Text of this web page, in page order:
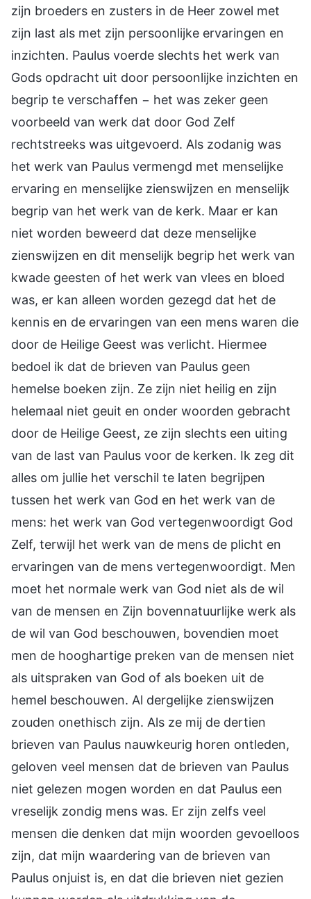
zijn broeders en zusters in de Heer zowel met
zijn last als met zijn persoonlijke ervaringen en
inzichten. Paulus voerde slechts het werk van
Gods opdracht uit door persoonlijke inzichten en
begrip te verschaffen − het was zeker geen
voorbeeld van werk dat door God Zelf
rechtstreeks was uitgevoerd. Als zodanig was
het werk van Paulus vermengd met menselijke
ervaring en menselijke zienswijzen en menselijk
begrip van het werk van de kerk. Maar er kan
niet worden beweerd dat deze menselijke
zienswijzen en dit menselijk begrip het werk van
kwade geesten of het werk van vlees en bloed
was, er kan alleen worden gezegd dat het de
kennis en de ervaringen van een mens waren die
door de Heilige Geest was verlicht. Hiermee
bedoel ik dat de brieven van Paulus geen
hemelse boeken zijn. Ze zijn niet heilig en zijn
helemaal niet geuit en onder woorden gebracht
door de Heilige Geest, ze zijn slechts een uiting
van de last van Paulus voor de kerken. Ik zeg dit
alles om jullie het verschil te laten begrijpen
tussen het werk van God en het werk van de
mens: het werk van God vertegenwoordigt God
Zelf, terwijl het werk van de mens de plicht en
ervaringen van de mens vertegenwoordigt. Men
moet het normale werk van God niet als de wil
van de mensen en Zijn bovennatuurlijke werk als
de wil van God beschouwen, bovendien moet
men de hooghartige preken van de mensen niet
als uitspraken van God of als boeken uit de
hemel beschouwen. Al dergelijke zienswijzen
zouden onethisch zijn. Als ze mij de dertien
brieven van Paulus nauwkeurig horen ontleden,
geloven veel mensen dat de brieven van Paulus
niet gelezen mogen worden en dat Paulus een
vreselijk zondig mens was. Er zijn zelfs veel
mensen die denken dat mijn woorden gevoelloos
zijn, dat mijn waardering van de brieven van
Paulus onjuist is, en dat die brieven niet gezien